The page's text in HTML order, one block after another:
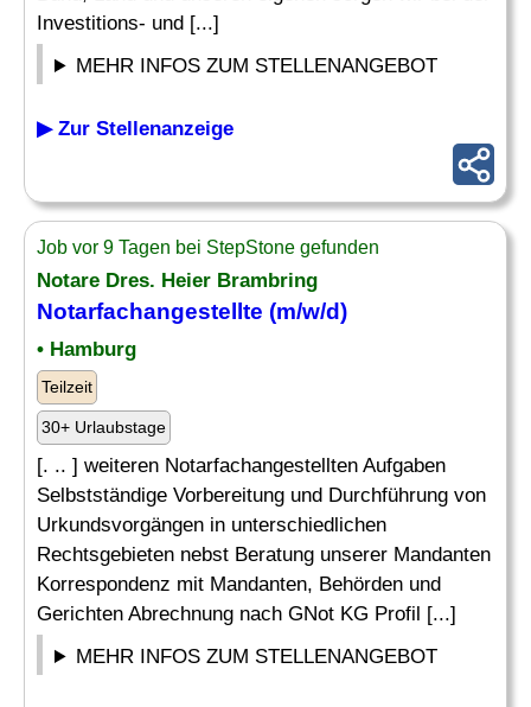
Investitions- und [...]
MEHR INFOS ZUM STELLENANGEBOT
▶ Zur Stellenanzeige
Job vor 9 Tagen bei StepStone gefunden
Notare Dres. Heier Brambring
Notarfachangestellte (m/w/d)
• Hamburg
Teilzeit
30+ Urlaubstage
[. .. ] weiteren Notarfachangestellten Aufgaben
Selbstständige Vorbereitung und Durchführung von
Urkundsvorgängen in unterschiedlichen
Rechtsgebieten nebst Beratung unserer Mandanten
Korrespondenz mit Mandanten, Behörden und
Gerichten Abrechnung nach GNot KG Profil [...]
MEHR INFOS ZUM STELLENANGEBOT